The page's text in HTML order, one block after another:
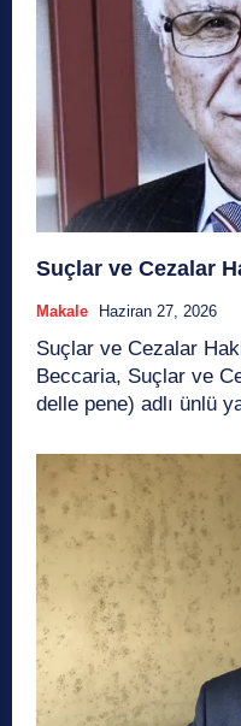
Suçlar ve Cezalar
Makale Haziran 27, 2026
Suçlar ve Cezalar
Beccaria, Suçlar ve
delle pene) adlı ünlü